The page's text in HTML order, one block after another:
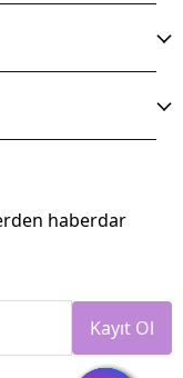
haberdar
Kayıt Ol